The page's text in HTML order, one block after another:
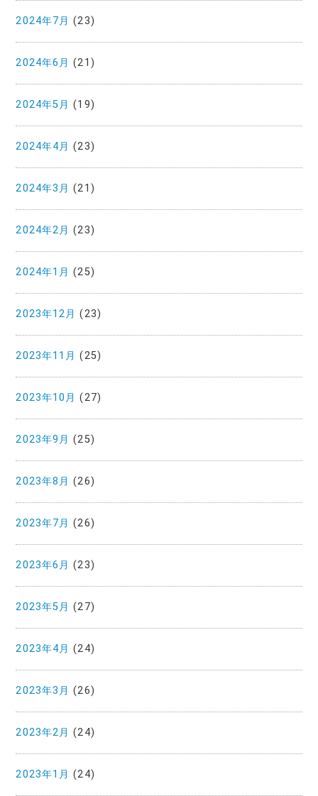
2024年7月 (23)
2024年6月 (21)
2024年5月 (19)
2024年4月 (23)
2024年3月 (21)
2024年2月 (23)
2024年1月 (25)
2023年12月 (23)
2023年11月 (25)
2023年10月 (27)
2023年9月 (25)
2023年8月 (26)
2023年7月 (26)
2023年6月 (23)
2023年5月 (27)
2023年4月 (24)
2023年3月 (26)
2023年2月 (24)
2023年1月 (24)